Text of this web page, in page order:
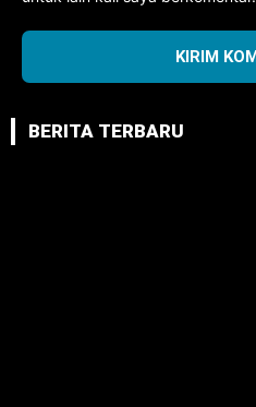
BERITA TERBARU